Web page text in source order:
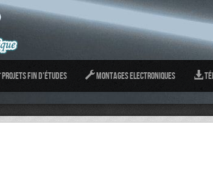
Projets fin d'études Montages Electroniques